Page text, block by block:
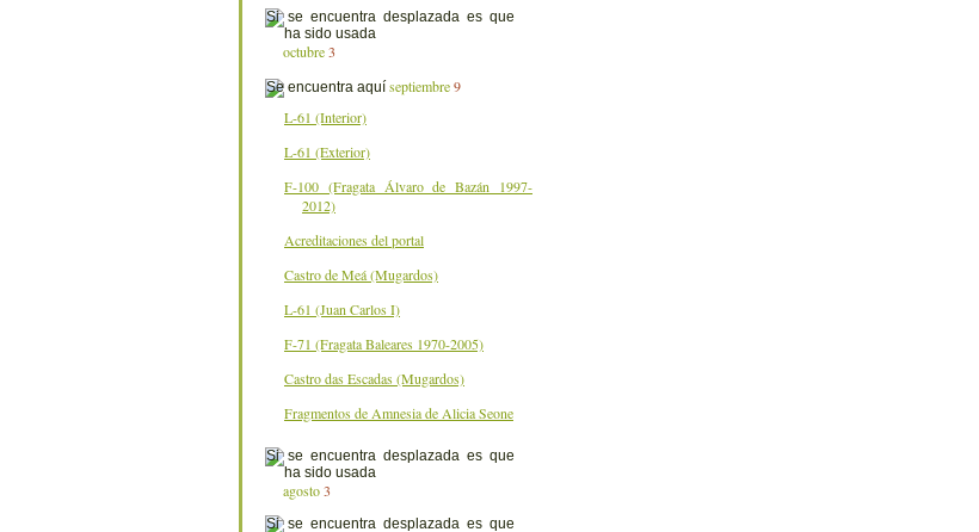
octubre 3
septiembre 9
L-61 (Interior)
L-61 (Exterior)
F-100 (Fragata Álvaro de Bazán 1997-
2012)
Acreditaciones del portal
Castro de Meá (Mugardos)
L-61 (Juan Carlos I)
F-71 (Fragata Baleares 1970-2005)
Castro das Escadas (Mugardos)
Fragmentos de Amnesia de Alicia Seone
agosto 3